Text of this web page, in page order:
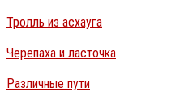
Тролль из асхауга
Черепаха и ласточка
Различные пути